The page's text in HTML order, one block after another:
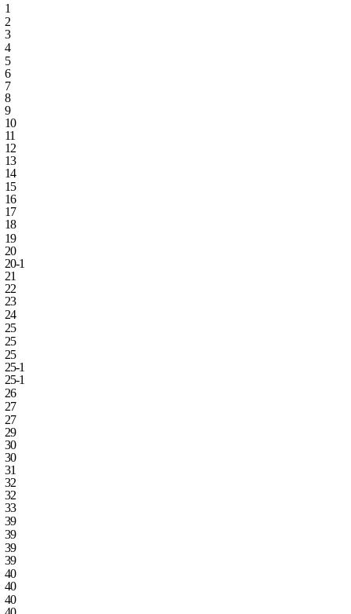
1
2
3
4
5
6
7
8
9
10
11
12
13
14
15
16
17
18
19
20
20‑1
21
22
23
24
25
25
25
25‑1
25‑1
26
27
27
29
30
30
31
32
32
33
39
39
39
39
40
40
40